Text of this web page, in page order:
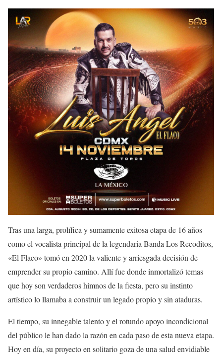
Tras una larga, prolífica y sumamente exitosa etapa de 16 años
como el vocalista principal de la legendaria Banda Los Recoditos,
«El Flaco» tomó en 2020 la valiente y arriesgada decisión de
emprender su propio camino. Allí fue donde inmortalizó temas
que hoy son verdaderos himnos de la fiesta, pero su instinto
artístico lo llamaba a construir un legado propio y sin ataduras.
El tiempo, su innegable talento y el rotundo apoyo incondicional
del público le han dado la razón en cada paso de esta nueva etapa.
Hoy en día, su proyecto en solitario goza de una salud envidiable